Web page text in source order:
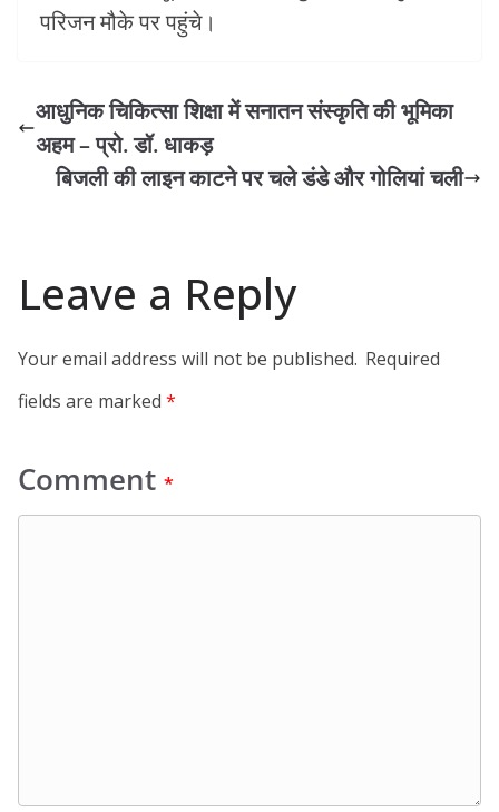
परिजन मौके पर पहुंचे।
आधुनिक चिकित्सा शिक्षा में सनातन संस्कृति की भूमिका
अहम – प्रो. डॉ. धाकड़
बिजली की लाइन काटने पर चले डंडे और गोलियां चली
Leave a Reply
Your email address will not be published. Required
fields are marked *
Comment *